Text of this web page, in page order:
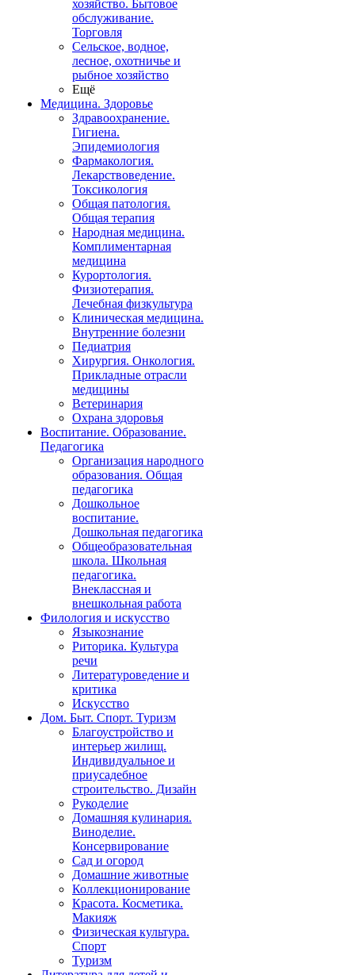
хозяйство. Бытовое
обслуживание.
Торговля
Сельское, водное,
лесное, охотничье и
рыбное хозяйство
Ещё
Медицина. Здоровье
Здравоохранение.
Гигиена.
Эпидемиология
Фармакология.
Лекарствоведение.
Токсикология
Общая патология.
Общая терапия
Народная медицина.
Комплиментарная
медицина
Курортология.
Физиотерапия.
Лечебная физкультура
Клиническая медицина.
Внутренние болезни
Педиатрия
Хирургия. Онкология.
Прикладные отрасли
медицины
Ветеринария
Охрана здоровья
Воспитание. Образование.
Педагогика
Организация народного
образования. Общая
педагогика
Дошкольное
воспитание.
Дошкольная педагогика
Общеобразовательная
школа. Школьная
педагогика.
Внеклассная и
внешкольная работа
Филология и искусство
Языкознание
Риторика. Культура
речи
Литературоведение и
критика
Искусство
Дом. Быт. Спорт. Туризм
Благоустройство и
интерьер жилищ.
Индивидуальное и
приусадебное
строительство. Дизайн
Рукоделие
Домашняя кулинария.
Виноделие.
Консервирование
Сад и огород
Домашние животные
Коллекционирование
Красота. Косметика.
Макияж
Физическая культура.
Спорт
Туризм